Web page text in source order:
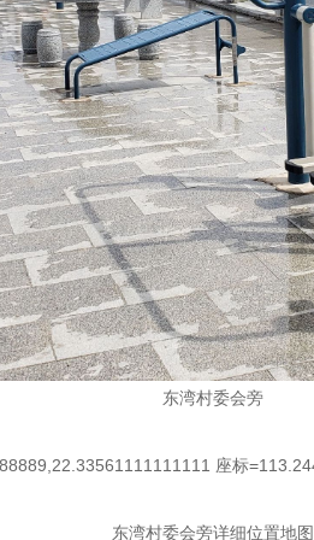
东湾村委会旁
座标
东湾村委会旁详细位置地图